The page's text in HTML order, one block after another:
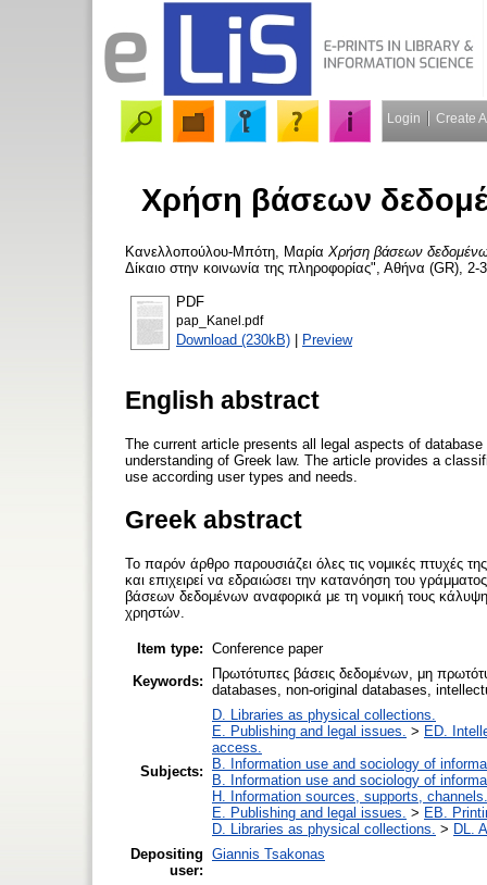
Login Create
Χρήση βάσεων
Κανελλοπούλου-Μπότη, Μαρία Χρήση βάσεων
Δίκαιο στην κοινωνία της πληροφορίας", Αθήνα (GR),
PDF
pap_Kanel.pdf
Download (230kB) | Preview
English abstract
The current article presents all legal aspects of
understanding of Greek law. The article provides a
use according user types and needs.
Greek abstract
Το παρόν άρθρο παρουσιάζει όλες τις νομικές πτυχές
και επιχειρεί να εδραιώσει την κατανόηση του
βάσεων δεδομένων αναφορικά με τη νομική τους
χρηστών.
Item type: Conference paper
Keywords:
Πρωτότυπες βάσεις δεδομένων, μη
databases, non-original databases,
Subjects:
D. Libraries as physical collections.
E. Publishing and legal issues. > ED.
access.
B. Information use and sociology of
B. Information use and sociology of
H. Information sources, supports, channels.
E. Publishing and legal issues. > EB.
D. Libraries as physical collections. > DL.
Depositing
user:
Giannis Tsakonas